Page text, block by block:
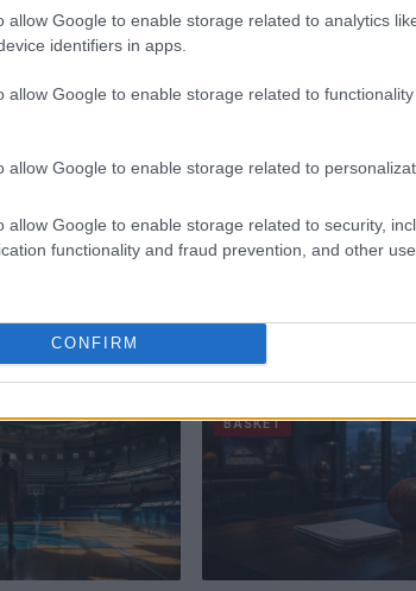
allow Google to enable storage related to analytics
identifiers in apps.
allow Google to enable storage related to
allow Google to enable storage related to
allow Google to enable storage related to security,
functionality and fraud prevention, and other
CONFIRM
BASKET